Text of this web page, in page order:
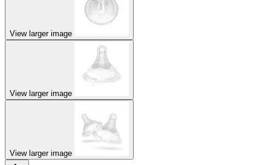
View larger image
View larger image
View larger image